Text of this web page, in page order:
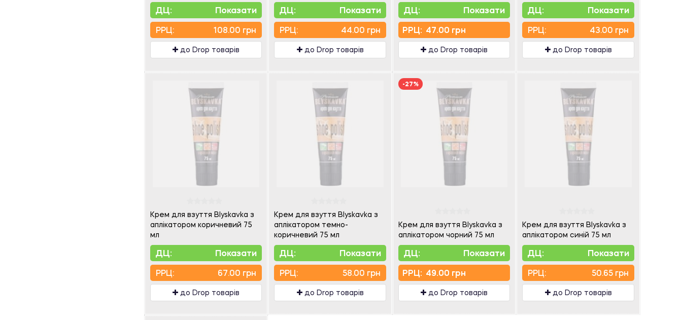
ДЦ: Показати
PPЦ: 108.00 грн
до Drop товарів
ДЦ: Показати
PPЦ: 44.00 грн
до Drop товарів
ДЦ: Показати
PPЦ: 47.00 грн
до Drop товарів
ДЦ: Показати
PPЦ: 43.00 грн
до Drop товарів
Крем для взуття Blyskavka з
аплікатором коричневий 75
мл
ДЦ: Показати
PPЦ: 67.00 грн
до Drop товарів
Крем для взуття Blyskavka з
аплікатором темно-
коричневий 75 мл
ДЦ: Показати
PPЦ: 58.00 грн
до Drop товарів
-27%
Крем для взуття Blyskavka з
аплікатором чорний 75 мл
ДЦ: Показати
PPЦ: 49.00 грн
до Drop товарів
Крем для взуття Blyskavka з
аплікатором синій 75 мл
ДЦ: Показати
PPЦ: 50.65 грн
до Drop товарів